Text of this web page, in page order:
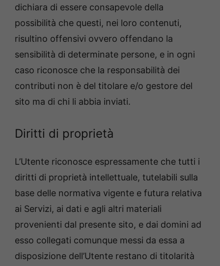
dichiara di essere consapevole della
possibilità che questi, nei loro contenuti,
risultino offensivi ovvero offendano la
sensibilità di determinate persone, e in ogni
caso riconosce che la responsabilità dei
contributi non è del titolare e/o gestore del
sito ma di chi li abbia inviati.
Diritti di proprietà
L’Utente riconosce espressamente che tutti i
diritti di proprietà intellettuale, tutelabili sulla
base delle normativa vigente e futura relativa
ai Servizi, ai dati e agli altri materiali
provenienti dal presente sito, e dai domini ad
esso collegati comunque messi da essa a
disposizione dell’Utente restano di titolarità